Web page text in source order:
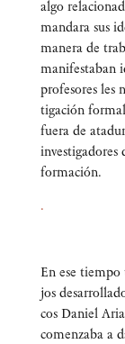
algo
man­da­ra sus
mane­ra de
mani­fes­ta­ban
pro­fe­so­res les
ti­ga­ción
fue­ra de
formación.
.
En ese
jos
cos Daniel
comen­za­ba a